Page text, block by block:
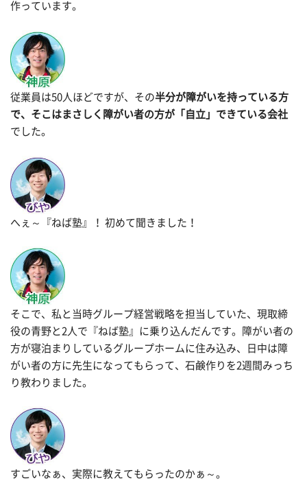
作っています。
従業員は50人ほどですが、その半分が障がいを持っている方
で、そこはまさしく障がい者の方が「自立」できている会社
でした。
へぇ～『ねば塾』！ 初めて聞きました！
そこで、私と当時グループ経営戦略を担当していた、現取締
役の青野と2人で『ねば塾』に乗り込んだんです。障がい者の
方が寝泊まりしているグループホームに住み込み、日中は障
がい者の方に先生になってもらって、石鹸作りを2週間みっち
り教わりました。
すごいなぁ、実際に教えてもらったのかぁ～。